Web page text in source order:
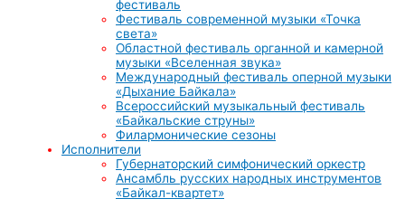
фестиваль
Фестиваль современной музыки «Точка
света»
Областной фестиваль органной и камерной
музыки «Вселенная звука»
Международный фестиваль оперной музыки
«Дыхание Байкала»
Всероссийский музыкальный фестиваль
«Байкальские струны»
Филармонические сезоны
Исполнители
Губернаторский симфонический оркестр
Ансамбль русских народных инструментов
«Байкал-квартет»